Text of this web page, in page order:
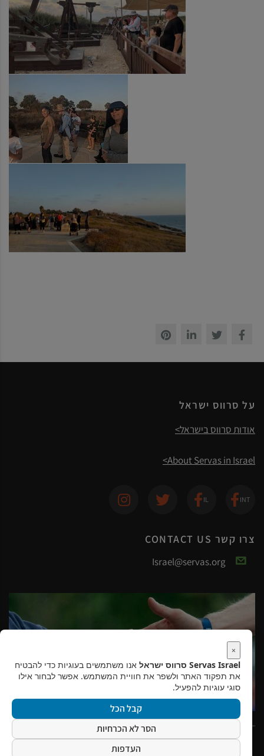
על סרווס ישראל
אודות סרווס בישראל>
About Servas in Israel>
צרו קשר CONTACT US
Israel@servas.org
Copyright ©2026
כל הזכויות שמורות לסרווס ישראל
×
Servas Israel סרווס ישראל
אנו משתמשים בעוגיות כדי להבטיח
את תפקוד האתר ולשפר את חוויית המשתמש. אפשר לבחור אילו
סוגי עוגיות להפעיל.
קבל הכל
הסר לא הכרחיות
העדפות